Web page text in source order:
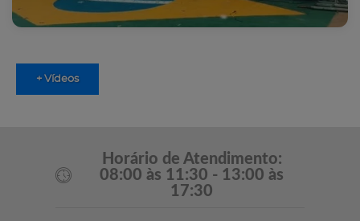
+ Vídeos
Horário de Atendimento:
08:00 às 11:30 - 13:00 às
17:30